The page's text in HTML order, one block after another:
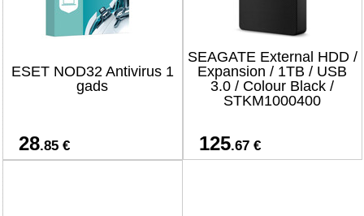
ESET NOD32 Antivirus 1
gads
28.85 €
SEAGATE External HDD /
Expansion / 1TB / USB
3.0 / Colour Black /
STKM1000400
125.67 €